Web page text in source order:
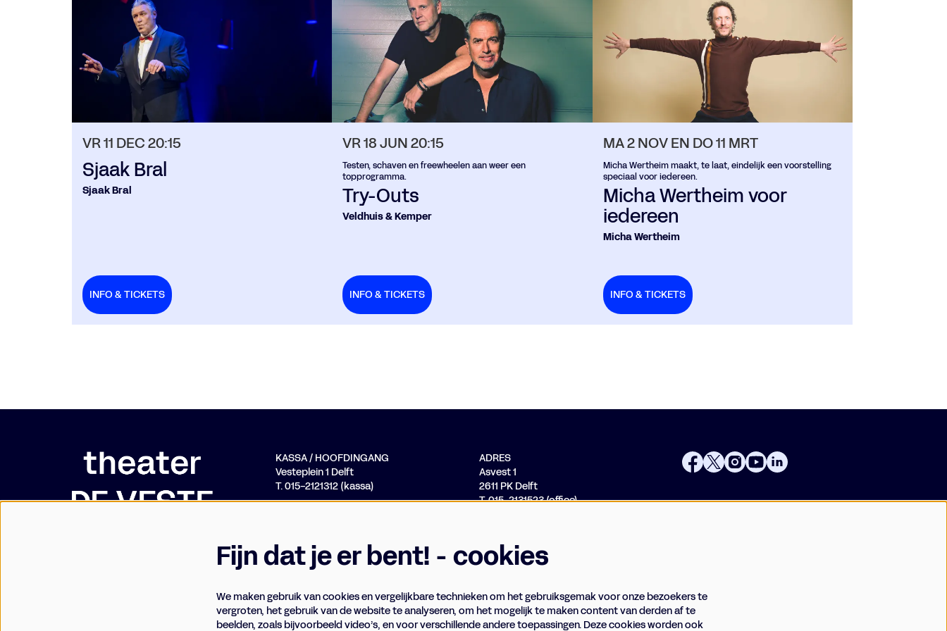
Sjaak Bral
Sjaak Bral
VR 11 DEC20:15
INFO & TICKETS
Try-Outs
Veldhuis & Kemper
Testen, schaven en freewheelen aan weer een
topprogramma.
VR 18 JUN20:15
INFO & TICKETS
Micha Wertheim voor
iedereen
Micha Wertheim
Micha Wertheim maakt, te laat, eindelijk een voorstelling
speciaal voor iedereen.
MA 2 NOVEN DO 11 MRT
INFO & TICKETS
KASSA / HOOFDINGANG
Vesteplein 1 Delft
T. 015-2121312 (kassa)
ADRES
Asvest 1
2611 PK Delft
T. 015-2131523 (office)
Fijn dat je er bent! - cookies
We maken gebruik van cookies en vergelijkbare technieken om het gebruiksgemak voor onze bezoekers te
vergroten, het gebruik van de website te analyseren, om het mogelijk te maken content van derden af te
beelden, zoals bijvoorbeeld video’s, en voor verschillende andere toepassingen. Deze cookies worden ook